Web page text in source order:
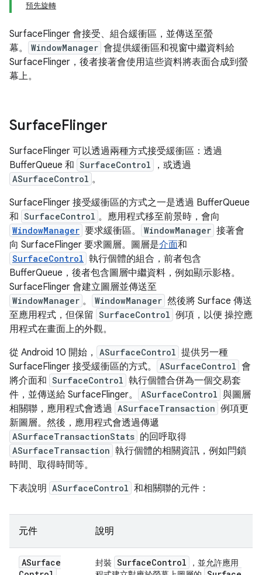
預先旋轉
SurfaceFlinger 會接受、組合緩衝區，並傳送至螢
幕。
WindowManager 會提供緩衝區和視窗中繼資料給
SurfaceFlinger，後者接著會使用這些資料將表面合成到螢
幕上。
SurfaceFlinger
SurfaceFlinger 可以透過兩種方式接受緩衝區：透過
BufferQueue 和 SurfaceControl ，或透過
ASurfaceControl 。
SurfaceFlinger 接受緩衝區的方式之一是透過 BufferQueue
和 SurfaceControl 。應用程式移至前景時，會向
WindowManager 要求緩衝區。 WindowManager 接著會
向 SurfaceFlinger 要求圖層。圖層是介面和
SurfaceControl 執行個體的組合，前者包含
BufferQueue，後者包含圖層中繼資料，例如顯示影格。
SurfaceFlinger 會建立圖層並傳送至
WindowManager 。 WindowManager 然後將 Surface 傳送
至應用程式，但保留 SurfaceControl 例項，以便 操控應
用程式在畫面上的外觀。
從 Android 10 開始，
ASurfaceControl 提供另一種
SurfaceFlinger 接受緩衝區的方式。
ASurfaceControl 會
將介面和 SurfaceControl 執行個體合併為一個交易套
件，並傳送給 SurfaceFlinger。
ASurfaceControl 與圖層
相關聯，應用程式會透過 ASurfaceTransaction 例項更
新圖層。然後，應用程式會透過傳遞
ASurfaceTransactionStats 的回呼取得
ASurfaceTransaction 執行個體的相關資訊，例如閂鎖
時間、取得時間等。
下表說明 ASurfaceControl 和相關聯的元件：
元件 說明
ASurface
封裝 SurfaceControl
，並允許應用